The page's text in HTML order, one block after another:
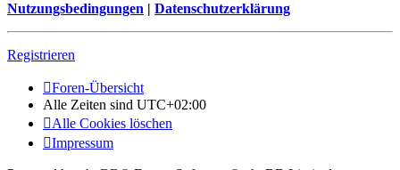
Nutzungsbedingungen | Datenschutzerklärung
Registrieren
Foren-Übersicht
Alle Zeiten sind UTC+02:00
Alle Cookies löschen
Impressum